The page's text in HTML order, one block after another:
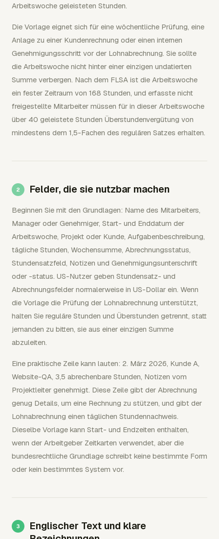
Arbeitswoche geleisteten Stunden.
Die Vorlage eignet sich für eine wöchentliche Prüfung, eine
Anlage zu einer Kundenrechnung oder einen internen
Genehmigungsschritt vor der Lohnabrechnung. Sie sollte
die Arbeitswoche nicht hinter einer einzigen undatierten
Summe verbergen. Nach dem FLSA ist die Arbeitswoche
ein fester Zeitraum von 168 Stunden, und erfasste nicht
freigestellte Mitarbeiter müssen für in dieser Arbeitswoche
über 40 geleistete Stunden Überstundenvergütung von
mindestens dem 1,5-Fachen des regulären Satzes erhalten.
Felder, die sie nutzbar machen
Beginnen Sie mit den Grundlagen: Name des Mitarbeiters,
Manager oder Genehmiger, Start- und Enddatum der
Arbeitswoche, Projekt oder Kunde, Aufgabenbeschreibung,
tägliche Stunden, Wochensumme, Abrechnungsstatus,
Stundensatzfeld, Notizen und Genehmigungsunterschrift
oder -status. US-Nutzer geben Stundensatz- und
Abrechnungsfelder normalerweise in US-Dollar ein. Wenn
die Vorlage die Prüfung der Lohnabrechnung unterstützt,
halten Sie reguläre Stunden und Überstunden getrennt, statt
jemanden zu bitten, sie aus einer einzigen Summe
abzuleiten.
Eine praktische Zeile kann lauten: 2. März 2026, Kunde A,
Website-QA, 3,5 abrechenbare Stunden, Notizen vom
Projektleiter genehmigt. Diese Zeile gibt der Abrechnung
genug Details, um eine Rechnung zu stützen, und gibt der
Lohnabrechnung einen täglichen Stundennachweis.
Dieselbe Vorlage kann Start- und Endzeiten enthalten,
wenn der Arbeitgeber Zeitkarten verwendet, aber die
bundesrechtliche Grundlage schreibt keine bestimmte Form
oder kein bestimmtes System vor.
Englischer Text und klare